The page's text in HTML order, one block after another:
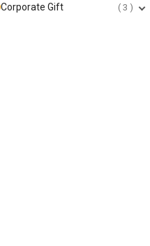
Corporate Gift 3